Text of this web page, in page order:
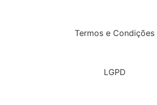
Termos e Condições
LGPD